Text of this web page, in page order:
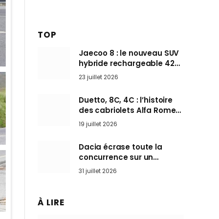
TOP
Jaecoo 8 : le nouveau SUV
hybride rechargeable 428
ch qui vise l’Audi Q7 arrive
en Europe cet automne
23 juillet 2026
Duetto, 8C, 4C : l’histoire
des cabriolets Alfa Romeo,
ces Spider qui ont défini
l’art de rouler cheveux au
vent
19 juillet 2026
Dacia écrase toute la
concurrence sur un
marché où personne ne
l’attendait
31 juillet 2026
À LIRE